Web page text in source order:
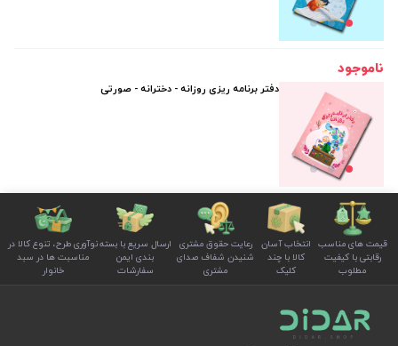
ناموجود
دفتر برنامه ریزی روزانه - دخترانه - صورتی
قیمت های مناسب
رقابتی با کیفیت
مطلوب
انتخاب آسان
کالا با چند
کلیک
رعایت حقوق مشتری
شنیدن شفاف صدای
مشتری
ارسال سریع با بسته
بندی ایمن
سفارشات
نوآوری طرح، تنوع کالا در
مناسبت ها در سبد
خانوار